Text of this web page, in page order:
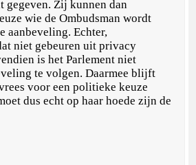
gegeven. Zij kunnen dan
wie de Ombudsman wordt
aanbeveling. Echter,
niet gebeuren uit privacy
is het Parlement niet
te volgen. Daarmee blijft
voor een politieke keuze
dus echt op haar hoede zijn de